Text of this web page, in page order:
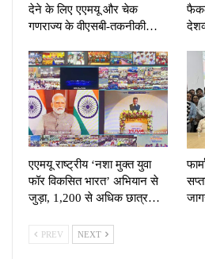
देने के लिए एएमयू और चेक
गणराज्य के वीएसबी-तकनीकी…
एएमयू राष्ट्रीय ‘नशा मुक्त युवा
फॉर विकसित भारत’ अभियान से
जुड़ा, 1,200 से अधिक छात्र…
PREV NEXT